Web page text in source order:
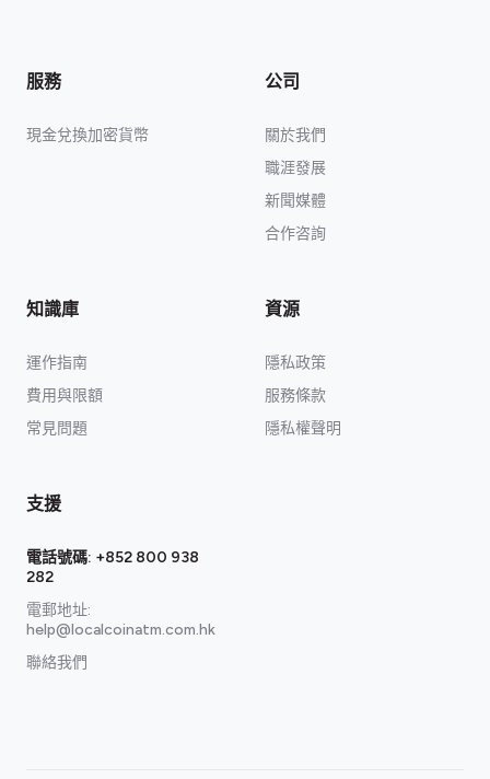
服務
現金兌換加密貨幣
公司
關於我們
職涯發展
新聞媒體
合作咨詢
知識庫
運作指南
費用與限額
常見問題
資源
隱私政策
服務條款
隱私權聲明
支援
電話號碼: +852 800 938
282
電郵地址:
help@localcoinatm.com.hk
聯絡我們